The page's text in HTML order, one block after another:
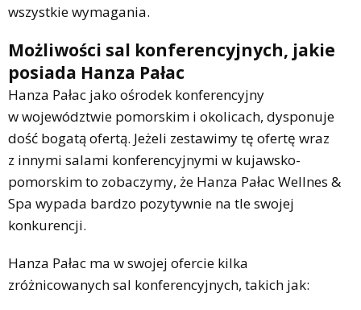
wszystkie wymagania.
Możliwości sal konferencyjnych, jakie
posiada Hanza Pałac
Hanza Pałac jako ośrodek konferencyjny
w województwie pomorskim i okolicach, dysponuje
dość bogatą ofertą. Jeżeli zestawimy tę ofertę wraz
z innymi salami konferencyjnymi w kujawsko-
pomorskim to zobaczymy, że Hanza Pałac Wellnes &
Spa wypada bardzo pozytywnie na tle swojej
konkurencji.
Hanza Pałac ma w swojej ofercie kilka
zróżnicowanych sal konferencyjnych, takich jak: